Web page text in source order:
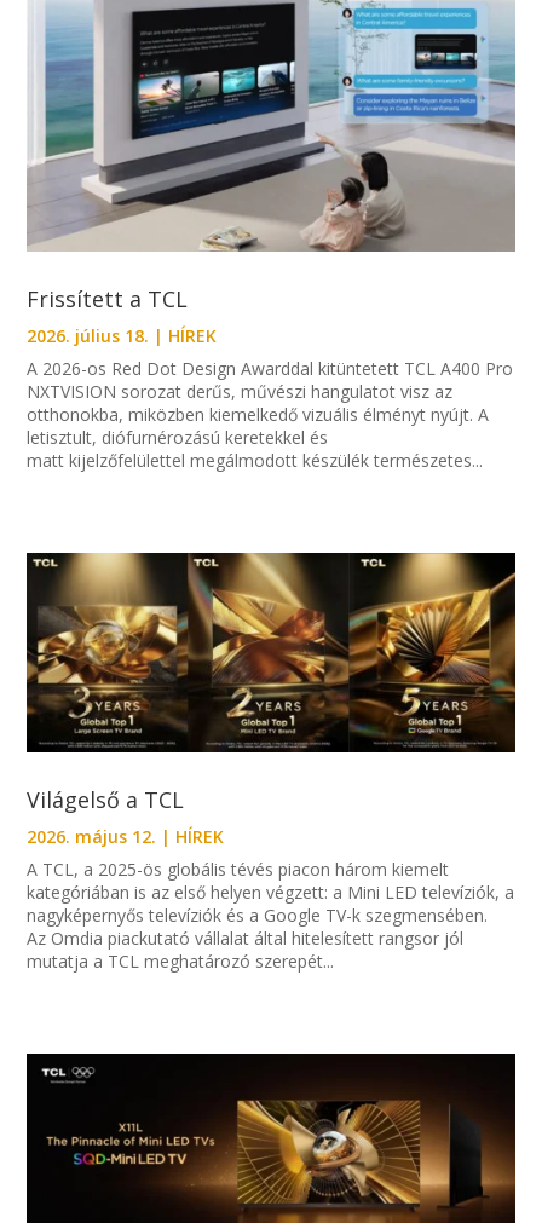
Frissített a TCL
2026. július 18. | HÍREK
A 2026-os Red Dot Design Awarddal kitüntetett TCL A400 Pro
NXTVISION sorozat derűs, művészi hangulatot visz az
otthonokba, miközben kiemelkedő vizuális élményt nyújt. A
letisztult, diófurnérozású keretekkel és
matt kijelzőfelülettel megálmodott készülék természetes...
Világelső a TCL
2026. május 12. | HÍREK
A TCL, a 2025-ös globális tévés piacon három kiemelt
kategóriában is az első helyen végzett: a Mini LED televíziók, a
nagyképernyős televíziók és a Google TV-k szegmensében.
Az Omdia piackutató vállalat által hitelesített rangsor jól
mutatja a TCL meghatározó szerepét...